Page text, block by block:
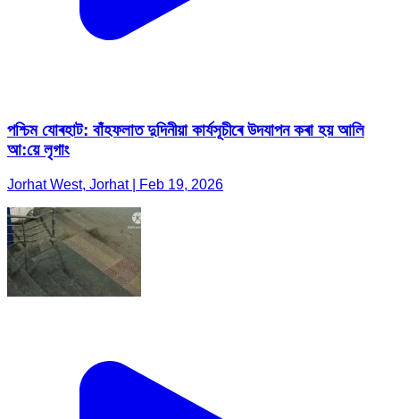
পশ্চিম যোৰহাট: বাঁহফলাত দুদিনীয়া কাৰ্যসূচীৰে উদযাপন কৰা হয় আলি
আ:য়ে লৃগাং
Jorhat West, Jorhat | Feb 19, 2026